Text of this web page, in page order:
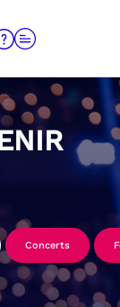
Concerts